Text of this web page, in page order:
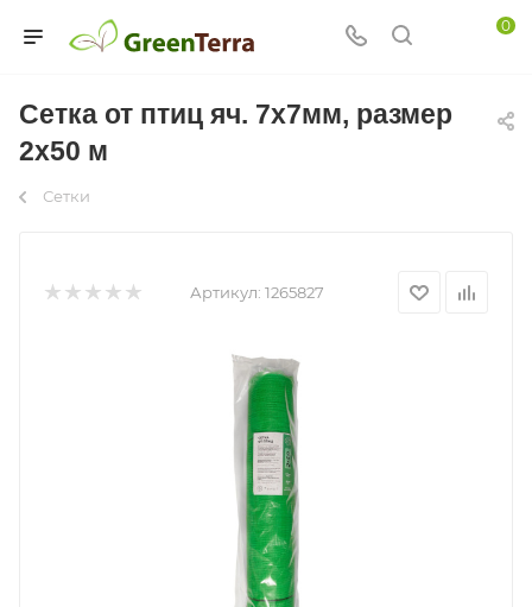
0
Сетка от птиц яч. 7х7мм, размер
2х50 м
Сетки
Артикул: 1265827